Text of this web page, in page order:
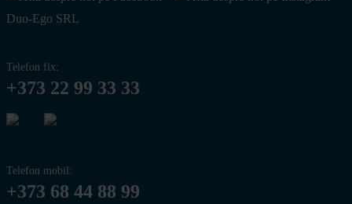
Duo-Ego SRL
Telefon fix:
+373 22 99 33 33
Telefon mobil:
+373 68 44 88 99